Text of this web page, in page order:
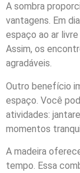
A sombra
vantagens. Em
espaço ao ar
Assim, os
agradáveis.
Outro benefício
espaço. Você
atividades:
momentos
A madeira
tempo. Essa